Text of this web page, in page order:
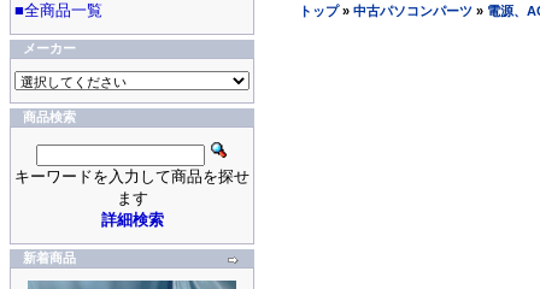
トップ» 中古パソコンパーツ » 電源、
■全商品一覧
メーカー
商品検索
キーワードを入力して商品を探せ
ます
詳細検索
新着商品